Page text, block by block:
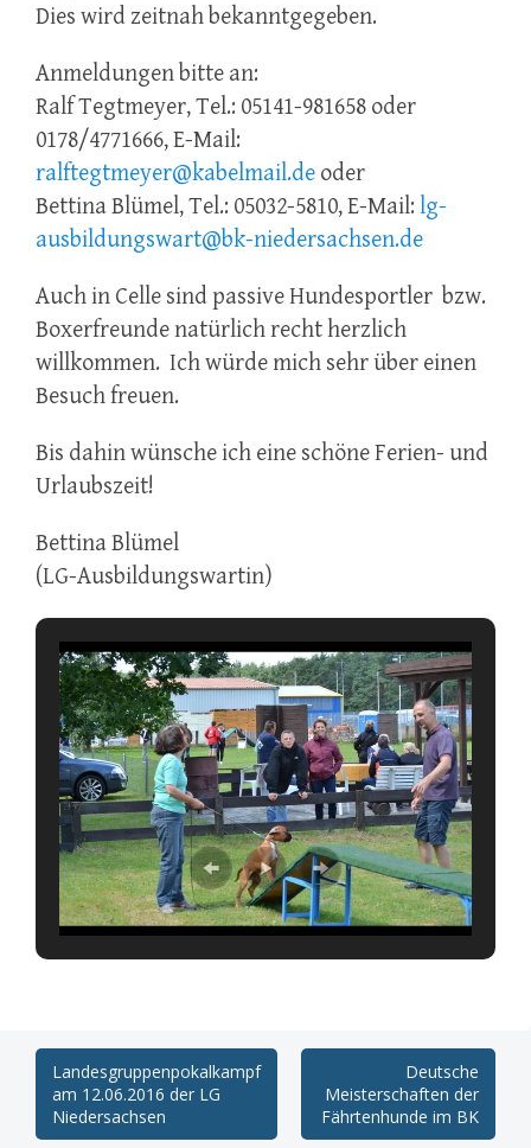
Dies wird zeitnah bekanntgegeben.
Anmeldungen bitte an:
Ralf Tegtmeyer, Tel.: 05141-981658 oder
0178/4771666, E-Mail:
ralftegtmeyer@kabelmail.de oder
Bettina Blümel, Tel.: 05032-5810, E-Mail: lg-
ausbildungswart@bk-niedersachsen.de
Auch in Celle sind passive Hundesportler bzw.
Boxerfreunde natürlich recht herzlich
willkommen. Ich würde mich sehr über einen
Besuch freuen.
Bis dahin wünsche ich eine schöne Ferien- und
Urlaubszeit!
Bettina Blümel
(LG-Ausbildungswartin)
Post
navigation
Landesgruppenpokalkampf
am 12.06.2016 der LG
Niedersachsen
Deutsche
Meisterschaften der
Fährtenhunde im BK